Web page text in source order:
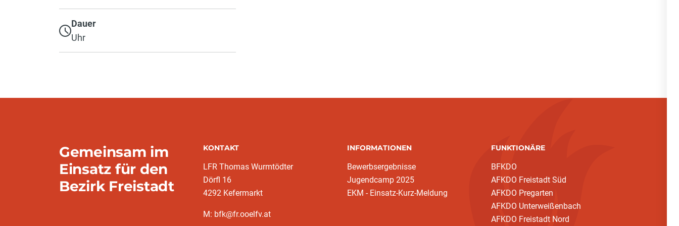
Dauer
Uhr
Gemeinsam im
Einsatz für den
Bezirk Freistadt
KONTAKT
LFR Thomas Wurmtödter
Dörfl 16
4292 Kefermarkt
M: bfk@fr.ooelfv.at
INFORMATIONEN
Bewerbsergebnisse
Jugendcamp 2025
EKM - Einsatz-Kurz-Meldung
FUNKTIONÄRE
BFKDO
AFKDO Freistadt Süd
AFKDO Pregarten
AFKDO Unterweißenbach
AFKDO Freistadt Nord